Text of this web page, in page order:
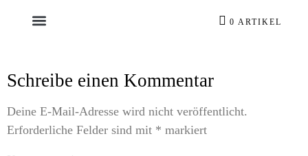
0 ARTIKEL
Schreibe einen Kommentar
Deine E-Mail-Adresse wird nicht veröffentlicht.
Erforderliche Felder sind mit * markiert